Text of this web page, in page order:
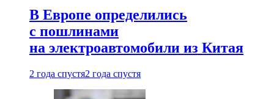
В Европе определились
с пошлинами
на электроавтомобили из Китая
2 года спустя2 года спустя